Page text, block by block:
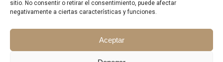
sitio. No consentir o retirar el consentimiento, puede afectar
negativamente a ciertas características y funciones.
Aceptar